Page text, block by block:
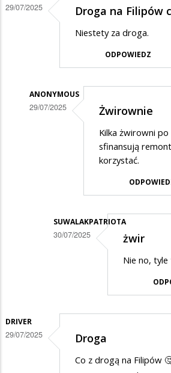
29/07/2025 Droga na Filipów
Niestety za droga.
ODPOWIEDZ
ANONYMOUS
29/07/2025
odpowiedzi
Droga
gorsza
Żwirownie
Kilka żwirowni
sfinansują
korzystać.
SUWALAKPATRIOTA
30/07/2025
Żwirownie
żwir
Nie no, tyle
DRIVER
29/07/2025 Droga
Co z drogą na Filipów